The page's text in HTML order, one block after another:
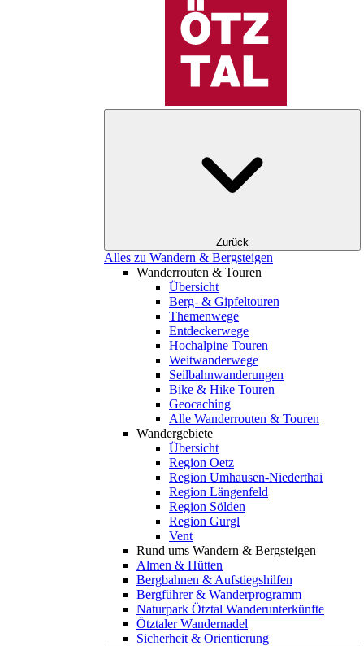
Zurück
Alles zu Wandern & Bergsteigen
Wanderrouten & Touren
Übersicht
Berg- & Gipfeltouren
Themenwege
Entdeckerwege
Hochalpine Touren
Weitwanderwege
Seilbahnwanderungen
Bike & Hike Touren
Geocaching
Alle Wanderrouten & Touren
Wandergebiete
Übersicht
Region Oetz
Region Umhausen-Niederthai
Region Längenfeld
Region Sölden
Region Gurgl
Vent
Rund ums Wandern & Bergsteigen
Almen & Hütten
Bergbahnen & Aufstiegshilfen
Bergführer & Wanderprogramm
Naturpark Ötztal Wanderunterkünfte
Ötztaler Wandernadel
Sicherheit & Orientierung